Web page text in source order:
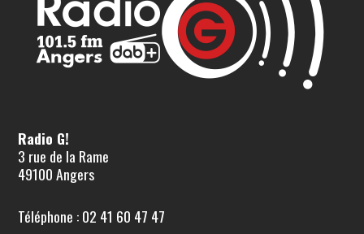
Radio G!
3 rue de la Rame
49100 Angers
Téléphone : 02 41 60 47 47